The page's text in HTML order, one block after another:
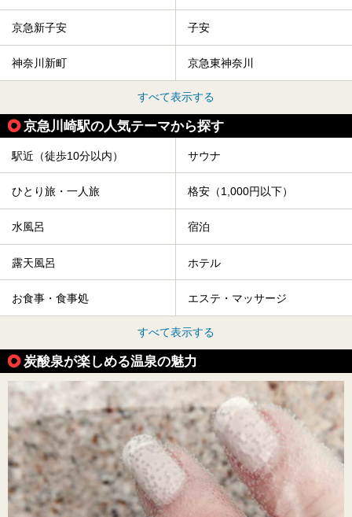
京急新子安 子安
神奈川新町 京急東神奈川
すべて表示する
京急川崎駅の人気テーマから探す
駅近（徒歩10分以内） サウナ
ひとり旅・一人旅 格安（1,000円以下）
水風呂 宿泊
露天風呂 ホテル
お食事・食事処 エステ・マッサージ
すべて表示する
炭酸泉が楽しめる温泉の魅力